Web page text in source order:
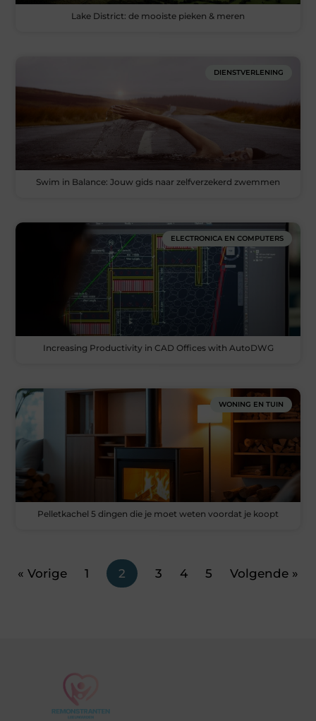
Lake District: de mooiste pieken & meren
DIENSTVERLENING
Swim in Balance: Jouw gids naar zelfverzekerd zwemmen
ELECTRONICA EN COMPUTERS
Increasing Productivity in CAD Offices with AutoDWG
WONING EN TUIN
Pelletkachel 5 dingen die je moet weten voordat je koopt
« Vorige 1 2 3 4 5 Volgende »